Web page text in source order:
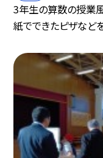
3年生の算数の授業
紙でできたピザなど